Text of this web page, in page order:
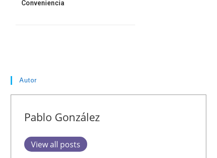
Conveniencia
Autor
Pablo González
View all posts